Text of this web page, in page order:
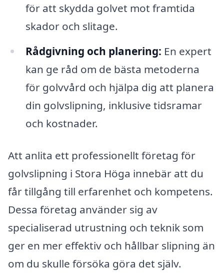
för att skydda golvet mot framtida
skador och slitage.
Rådgivning och planering: En expert
kan ge råd om de bästa metoderna
för golvvård och hjälpa dig att planera
din golvslipning, inklusive tidsramar
och kostnader.
Att anlita ett professionellt företag för
golvslipning i Stora Höga innebär att du
får tillgång till erfarenhet och kompetens.
Dessa företag använder sig av
specialiserad utrustning och teknik som
ger en mer effektiv och hållbar slipning än
om du skulle försöka göra det själv.